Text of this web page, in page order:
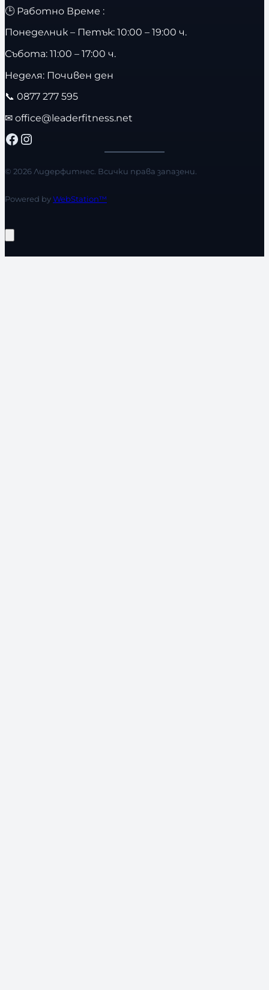
🕒 Работно Време :
Понеделник – Петък: 10:00 – 19:00 ч.
Събота: 11:00 – 17:00 ч.
Неделя: Почивен ден
📞 0877 277 595
✉ office@leaderfitness.net
Facebook Instagram
© 2026 Лидерфитнес. Всички права запазени.
Powered byWebStation™